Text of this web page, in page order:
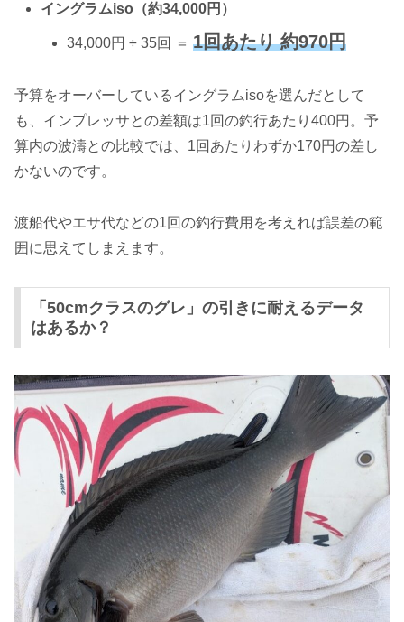
イングラムiso（約34,000円）
34,000円 ÷ 35回 ＝1回あたり 約970円
予算をオーバーしているイングラムisoを選んだとして
も、インプレッサとの差額は1回の釣行あたり400円。予
算内の波濤との比較では、1回あたりわずか170円の差し
かないのです。
渡船代やエサ代などの1回の釣行費用を考えれば誤差の範
囲に思えてしまえます。
「50cmクラスのグレ」の引きに耐えるデータ
はあるか？